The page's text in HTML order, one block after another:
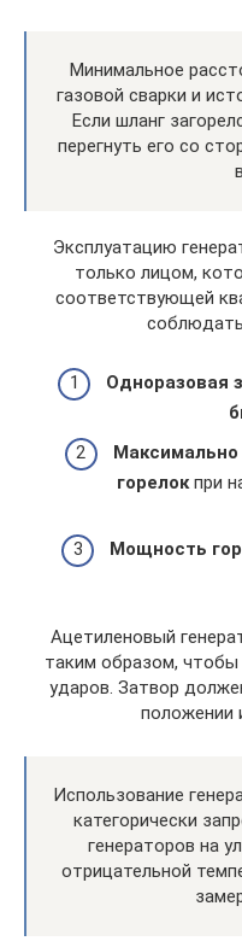
Минимальное
газовой сварки и
Если шланг
перегнуть его со
Эксплуатацию
только лицом,
соответствующей
Одноразовая
Максимально
горелокпри
Мощность
Ацетиленовый
таким образом, чтобы
ударов. Затвор
положении
Использование
категорически
генераторов на
отрицательной